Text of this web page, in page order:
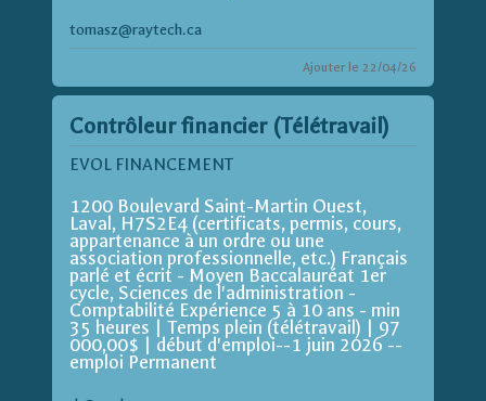
tomasz@raytech.ca
Ajouter le 22/04/26
Contrôleur financier (Télétravail)
EVOL FINANCEMENT
1200 Boulevard Saint-Martin Ouest,
Laval, H7S2E4 (certificats, permis, cours,
appartenance à un ordre ou une
association professionnelle, etc.) Français
parlé et écrit - Moyen Baccalauréat 1er
cycle, Sciences de l'administration -
Comptabilité Expérience 5 à 10 ans - min
35 heures | Temps plein (télétravail) | 97
000,00$ | début d'emploi--1 juin 2026 --
emploi Permanent